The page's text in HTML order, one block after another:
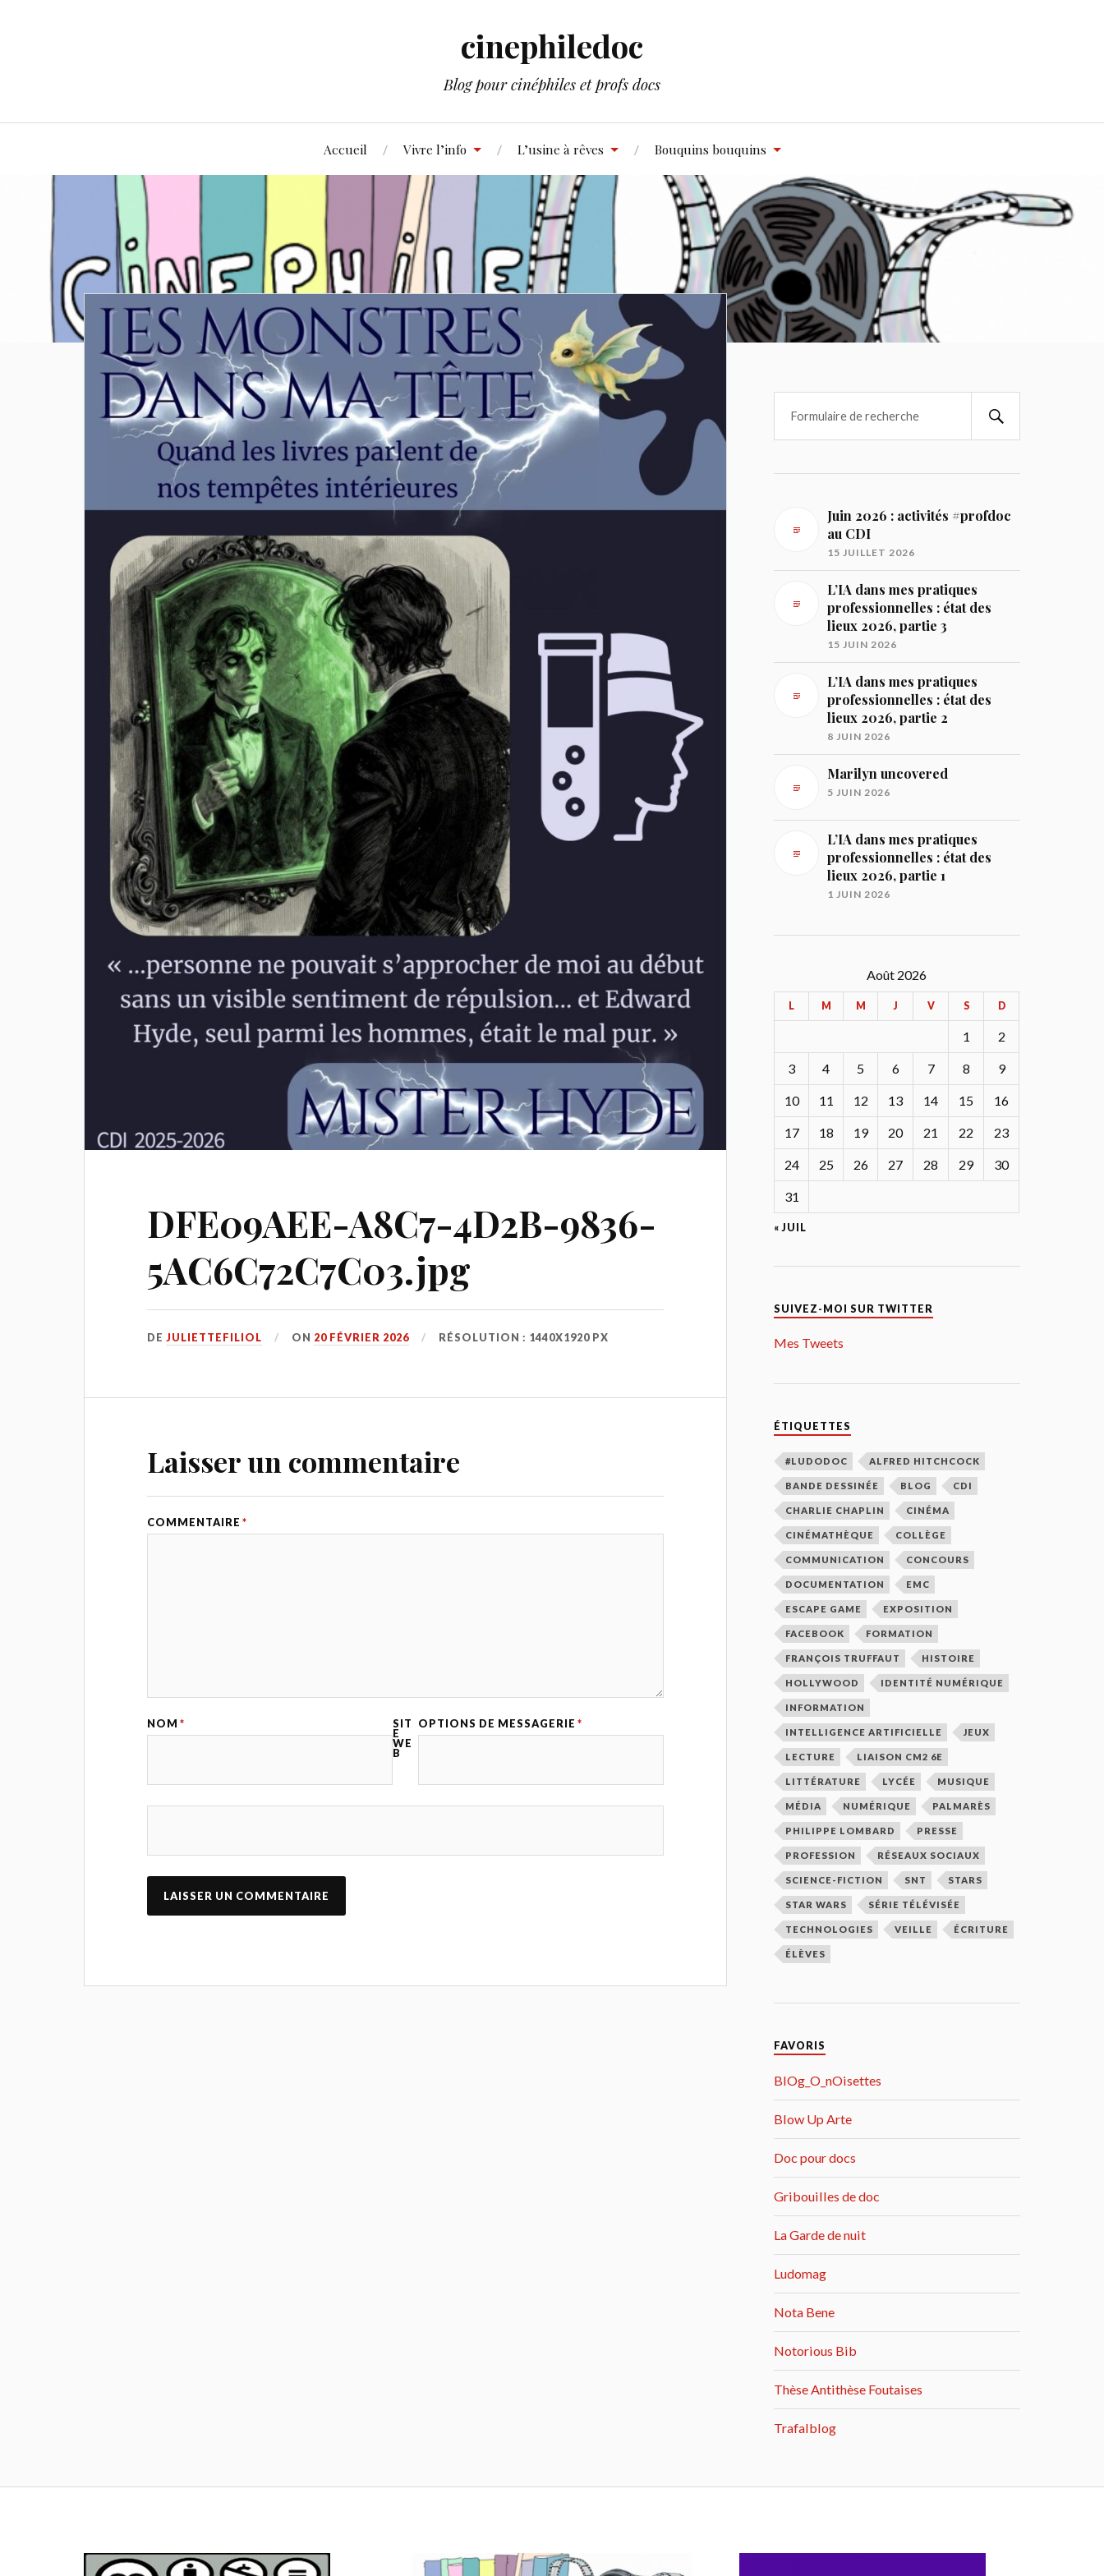
cinephiledoc
Blog pour cinéphiles et profs docs
Accueil Vivre l’info L’usine à rêves Bouquins bouquins
DFE09AEE-A8C7-4D2B-9836-
5AC6C72C7C03.jpg
DEJULIETTEFILIOL ON 20 FÉVRIER 2026 RÉSOLUTION : 1440X1920 PX
Laisser un commentaire
COMMENTAIRE *
NOM * OPTIONS DE MESSAGERIE *
SIT
E
WE
B
Juin 2026 : activités #profdoc
au CDI
15 JUILLET 2026
L’IA dans mes pratiques
professionnelles : état des
lieux 2026, partie 3
15 JUIN 2026
L’IA dans mes pratiques
professionnelles : état des
lieux 2026, partie 2
8 JUIN 2026
Marilyn uncovered
5 JUIN 2026
L’IA dans mes pratiques
professionnelles : état des
lieux 2026, partie 1
1 JUIN 2026
Août 2026
L M M J V S D
« JUIL
1 2
3 4 5 6 7 8 9
10 11 12 13 14 15 16
17 18 19 20 21 22 23
24 25 26 27 28 29 30
31
SUIVEZ-MOI SUR TWITTER
Mes Tweets
ÉTIQUETTES
#LUDODOC ALFRED HITCHCOCK
BANDE DESSINÉE BLOG CDI
CHARLIE CHAPLIN CINÉMA
CINÉMATHÈQUE COLLÈGE
COMMUNICATION CONCOURS
DOCUMENTATION EMC
ESCAPE GAME EXPOSITION
FACEBOOK FORMATION
FRANÇOIS TRUFFAUT HISTOIRE
HOLLYWOOD IDENTITÉ NUMÉRIQUE
INFORMATION
INTELLIGENCE ARTIFICIELLE JEUX
LECTURE LIAISON CM2 6E
LITTÉRATURE LYCÉE MUSIQUE
MÉDIA NUMÉRIQUE PALMARÈS
PHILIPPE LOMBARD PRESSE
PROFESSION RÉSEAUX SOCIAUX
SCIENCE-FICTION SNT STARS
STAR WARS SÉRIE TÉLÉVISÉE
TECHNOLOGIES VEILLE ÉCRITURE
ÉLÈVES
FAVORIS
BlOg_O_nOisettes
Blow Up Arte
Doc pour docs
Gribouilles de doc
La Garde de nuit
Ludomag
Nota Bene
Notorious Bib
Thèse Antithèse Foutaises
Trafalblog